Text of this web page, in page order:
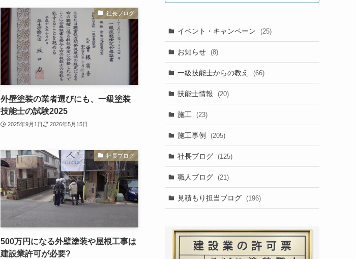
社長ブログ
外壁塗装の業者選びにも、一級塗装
技能士の試験2025
2025年9月1日 2026年5月15日
社長ブログ
500万円になる外壁塗装や屋根工事は
建設業許可が必要?
イベント・キャンペーン (25)
お知らせ (8)
一級技能士からの教え (66)
技能士情報 (20)
施工 (23)
施工事例 (205)
社長ブログ (125)
職人ブログ (21)
見積もり担当ブログ (196)